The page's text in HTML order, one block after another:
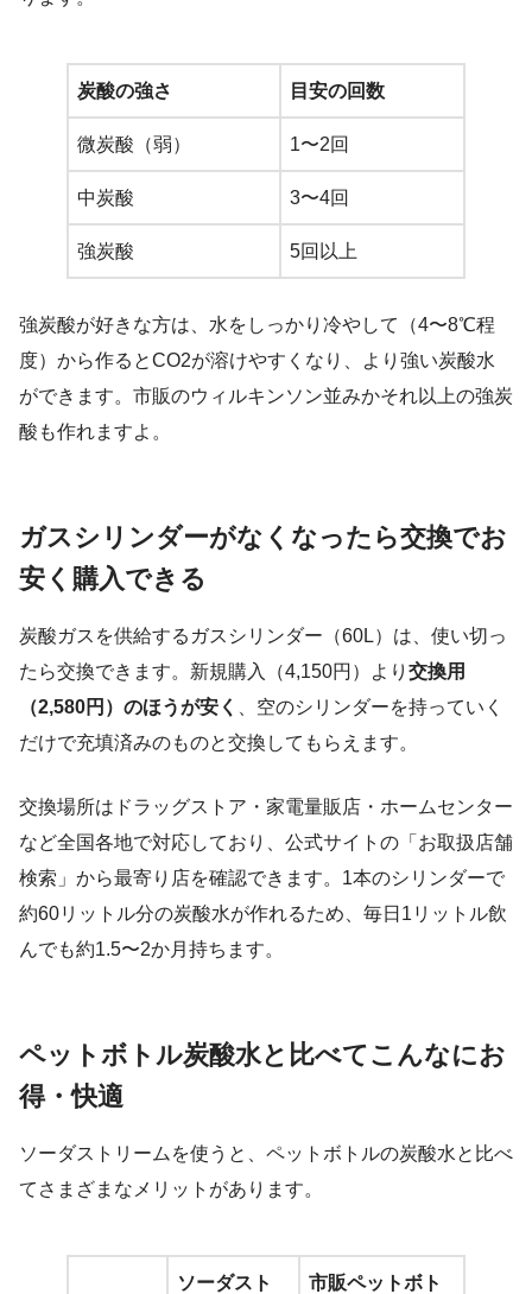
炭酸の強さ 目安の回数
微炭酸（弱） 1〜2回
中炭酸 3〜4回
強炭酸 5回以上
強炭酸が好きな方は、水をしっかり冷やして（4〜8℃程
度）から作るとCO2が溶けやすくなり、より強い炭酸水
ができます。市販のウィルキンソン並みかそれ以上の強炭
酸も作れますよ。
ガスシリンダーがなくなったら交換でお
安く購入できる
炭酸ガスを供給するガスシリンダー（60L）は、使い切っ
たら交換できます。新規購入（4,150円）より 交換用
（2,580円）のほうが安く
、空のシリンダーを持っていく
だけで充填済みのものと交換してもらえます。
交換場所はドラッグストア・家電量販店・ホームセンター
など全国各地で対応しており、公式サイトの「お取扱店舗
検索」から最寄り店を確認できます。1本のシリンダーで
約60リットル分の炭酸水が作れるため、毎日1リットル飲
んでも約1.5〜2か月持ちます。
ペットボトル炭酸水と比べてこんなにお
得・快適
ソーダストリームを使うと、ペットボトルの炭酸水と比べ
てさまざまなメリットがあります。
ソーダスト
市販ペットボト